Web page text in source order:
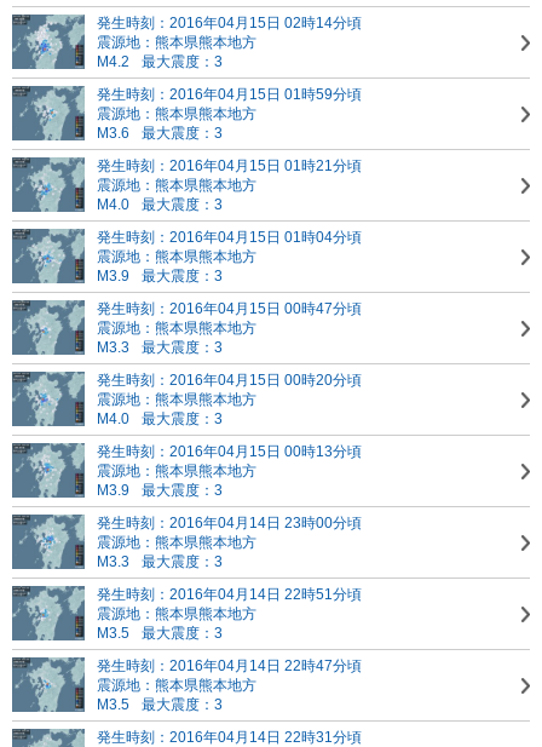
発生時刻：2016年04月15日 02時14分頃
震源地：熊本県熊本地方
M4.2
最大震度：3
発生時刻：2016年04月15日 01時59分頃
震源地：熊本県熊本地方
M3.6
最大震度：3
発生時刻：2016年04月15日 01時21分頃
震源地：熊本県熊本地方
M4.0
最大震度：3
発生時刻：2016年04月15日 01時04分頃
震源地：熊本県熊本地方
M3.9
最大震度：3
発生時刻：2016年04月15日 00時47分頃
震源地：熊本県熊本地方
M3.3
最大震度：3
発生時刻：2016年04月15日 00時20分頃
震源地：熊本県熊本地方
M4.0
最大震度：3
発生時刻：2016年04月15日 00時13分頃
震源地：熊本県熊本地方
M3.9
最大震度：3
発生時刻：2016年04月14日 23時00分頃
震源地：熊本県熊本地方
M3.3
最大震度：3
発生時刻：2016年04月14日 22時51分頃
震源地：熊本県熊本地方
M3.5
最大震度：3
発生時刻：2016年04月14日 22時47分頃
震源地：熊本県熊本地方
M3.5
最大震度：3
発生時刻：2016年04月14日 22時31分頃